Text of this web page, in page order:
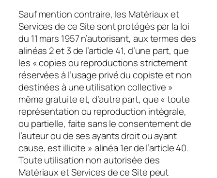
Sauf mention contraire, les Matériaux et
Services de ce Site sont protégés par la loi
du 11 mars 1957 n’autorisant, aux termes des
alinéas 2 et 3 de l’article 41, d’une part, que
les « copies ou reproductions strictement
réservées à l’usage privé du copiste et non
destinées à une utilisation collective »
même gratuite et, d’autre part, que « toute
représentation ou reproduction intégrale,
ou partielle, faite sans le consentement de
l’auteur ou de ses ayants droit ou ayant
cause, est illicite » alinéa 1er de l’article 40.
Toute utilisation non autorisée des
Matériaux et Services de ce Site peut